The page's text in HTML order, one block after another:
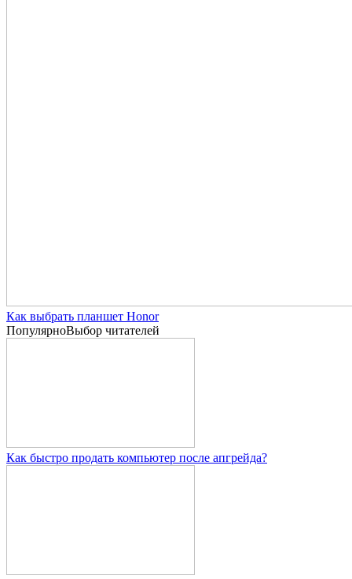
Как выбрать планшет Honor
ПопулярноВыбор читателей
Как быстро продать компьютер после апгрейда?